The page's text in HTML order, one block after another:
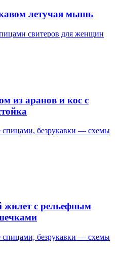
летучая мышь
свитеров для женщин
из аранов и кос с
безрукавки — схемы
жилет с рельефным
безрукавки — схемы